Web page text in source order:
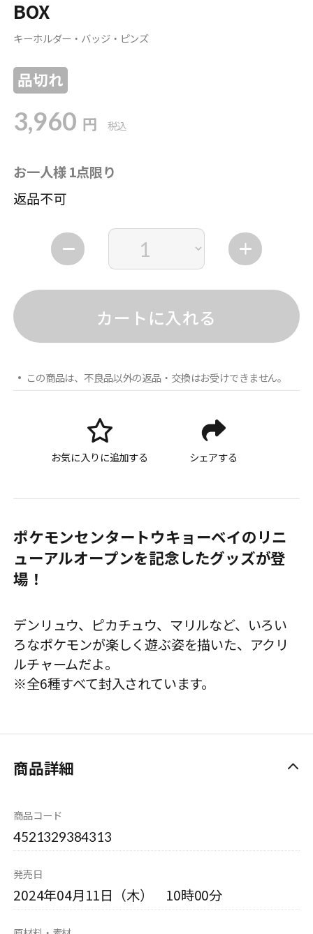
BOX
キーホルダー・バッジ・ピンズ
品切れ
3,960 円 税込
お一人様 1点限り
返品不可
カートに入れる
この商品は、不良品以外の返品・交換はお受けできません。
お気に入りに追加する シェアする
ポケモンセンタートウキョーベイのリニ
ューアルオープンを記念したグッズが登
場！
デンリュウ、ピカチュウ、マリルなど、いろい
ろなポケモンが楽しく遊ぶ姿を描いた、アクリ
ルチャームだよ。
※全6種すべて封入されています。
商品詳細
商品コード
4521329384313
発売日
2024年04月11日（木） 10時00分